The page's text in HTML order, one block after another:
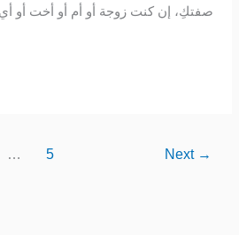
صفتكِ، إن كنت زوجة أو أم أو أخت أو
… 5 Next →